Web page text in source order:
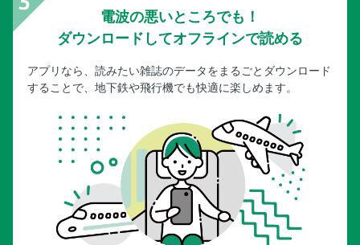
電波の悪いところでも！
ダウンロードしてオフラインで読める
アプリなら、読みたい雑誌のデータをまるごとダウンロード
することで、地下鉄や飛行機でも快適に楽しめます。